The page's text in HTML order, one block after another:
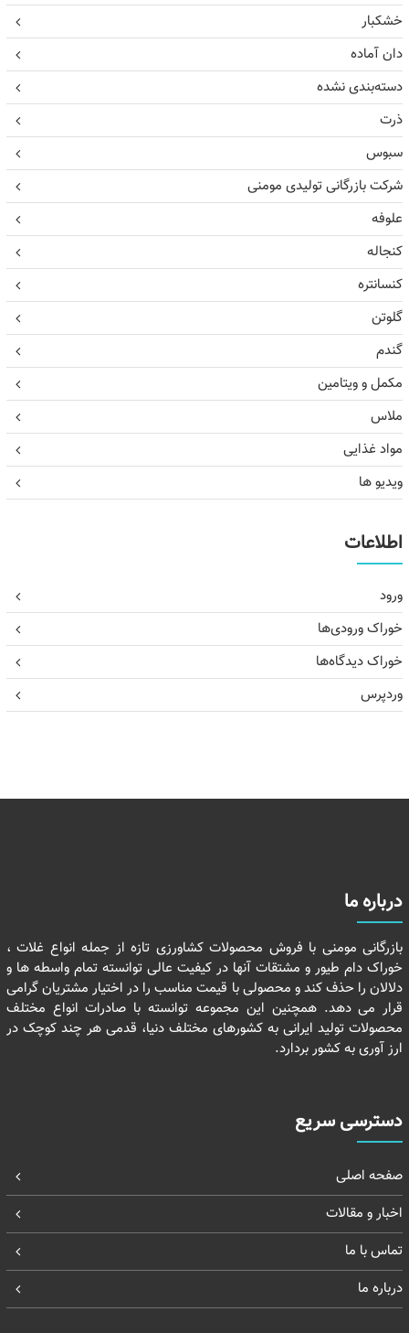
خشکبار
دان آماده
دسته‌بندی نشده
ذرت
سبوس
شرکت بازرگانی تولیدی مومنی
علوفه
کنجاله
کنسانتره
گلوتن
گندم
مکمل و ویتامین
ملاس
مواد غذایی
ویدیو ها
اطلاعات
ورود
خوراک ورودی‌ها
خوراک دیدگاه‌ها
وردپرس
درباره ما
بازرگانی مومنی با فروش محصولات کشاورزی تازه از جمله انواع غلات ،
خوراک دام طیور و مشتقات آنها در کیفیت عالی توانسته تمام واسطه ها و
دلالان را حذف کند و محصولی با قیمت مناسب را در اختیار مشتریان گرامی
قرار می دهد. همچنین این مجموعه توانسته با صادرات انواع مختلف
محصولات تولید ایرانی به کشورهای مختلف دنیا، قدمی هر چند کوچک در
ارز آوری به کشور بردارد.
دسترسی سریع
صفحه اصلی
اخبار و مقالات
تماس با ما
درباره ما